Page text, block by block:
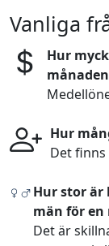
Vanliga
Hur
Hur
Det finns
Hur stor är
män för en
Det är